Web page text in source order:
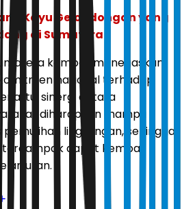
Kayu Gelondongan yang
di Sumatera
kembali menegaskan
nasional terhadap
itu, sinergi antara
diharapkan mampu
lingkungan, sehingga
dapat kembali